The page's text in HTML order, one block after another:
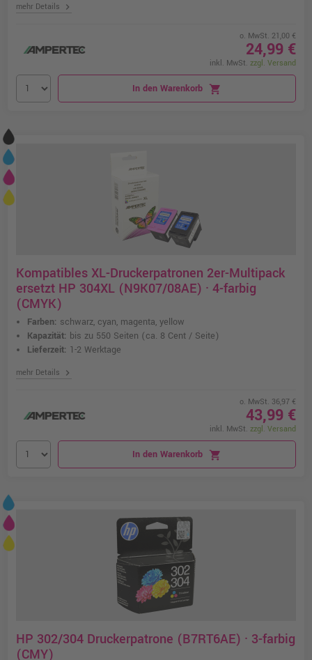
mehr Details chevron_right
o. MwSt. 21,00 €
24,99 €
inkl. MwSt. zzgl. Versand
In den Warenkorb shopping_cart
Kompatibles XL-Druckerpatronen 2er-Multipack
ersetzt HP 304XL (N9K07/08AE) · 4-farbig
(CMYK)
Farben: schwarz, cyan, magenta, yellow
Kapazität: bis zu 550 Seiten (ca. 8 Cent / Seite)
Lieferzeit: 1-2 Werktage
mehr Details chevron_right
o. MwSt. 36,97 €
43,99 €
inkl. MwSt. zzgl. Versand
In den Warenkorb shopping_cart
HP 302/304 Druckerpatrone (B7RT6AE) · 3-farbig
(CMY)